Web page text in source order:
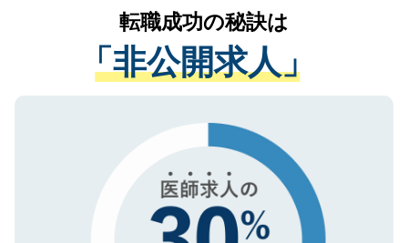
は、個人情報の取り扱いについての厳密な
管理基準を満たした事業者のみに付与され
る、プライバシーマークを取得済みです。
で、機密保持に関してもご安心ください。
かがいして、現在の医療機関の状況や紹介
経験をまじえながら、適切なアドバイスを
させていただきます。すぐにご転職をされ
ない方には、長期的なサポートが可能です
ので、まずはご登録ください。
転職成功の秘訣は
「非公開求人」